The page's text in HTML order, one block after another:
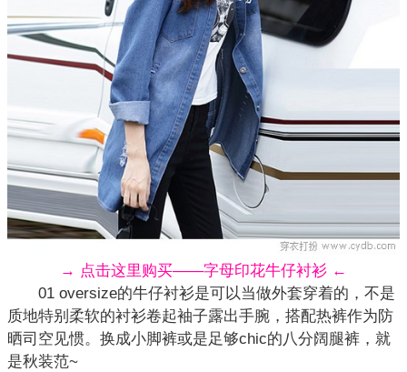
→ 点击这里购买——字母印花牛仔衬衫 ←
01 oversize的牛仔衬衫是可以当做外套穿着的，不是
质地特别柔软的衬衫卷起袖子露出手腕，搭配热裤作为防
晒司空见惯。换成小脚裤或是足够chic的八分阔腿裤，就
是秋装范~